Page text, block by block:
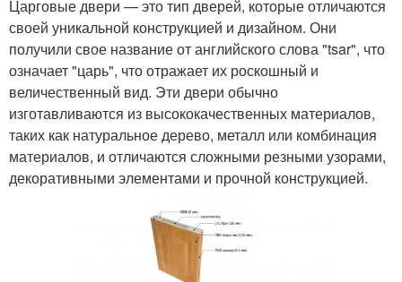
Царговые двери — это тип дверей, которые отличаются
своей уникальной конструкцией и дизайном. Они
получили свое название от английского слова "tsar", что
означает "царь", что отражает их роскошный и
величественный вид. Эти двери обычно
изготавливаются из высококачественных материалов,
таких как натуральное дерево, металл или комбинация
материалов, и отличаются сложными резными узорами,
декоративными элементами и прочной конструкцией.